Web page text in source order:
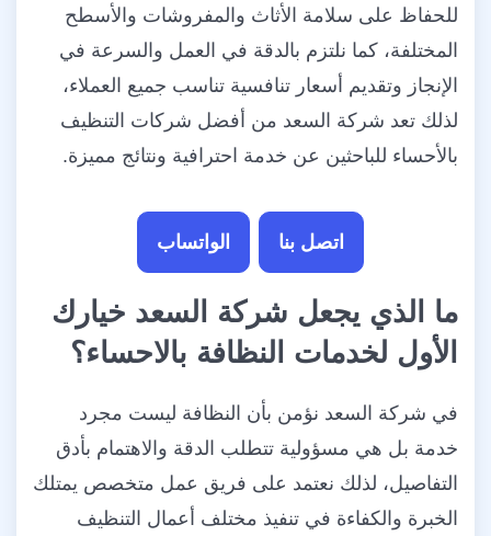
للحفاظ على سلامة الأثاث والمفروشات والأسطح
المختلفة، كما نلتزم بالدقة في العمل والسرعة في
الإنجاز وتقديم أسعار تنافسية تناسب جميع العملاء،
لذلك تعد شركة السعد من أفضل شركات التنظيف
بالأحساء للباحثين عن خدمة احترافية ونتائج مميزة.
اتصل بنا الواتساب
ما الذي يجعل شركة السعد خيارك
الأول لخدمات النظافة بالاحساء؟
في شركة السعد نؤمن بأن النظافة ليست مجرد
خدمة بل هي مسؤولية تتطلب الدقة والاهتمام بأدق
التفاصيل، لذلك نعتمد على فريق عمل متخصص يمتلك
الخبرة والكفاءة في تنفيذ مختلف أعمال التنظيف